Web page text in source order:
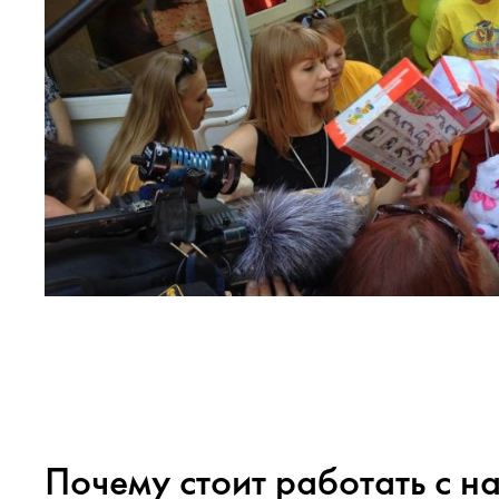
Почему стоит работать с